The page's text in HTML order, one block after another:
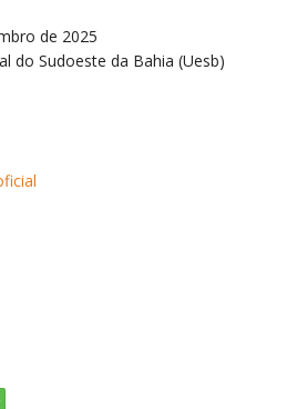
de 2025
do Sudoeste da Bahia (Uesb)